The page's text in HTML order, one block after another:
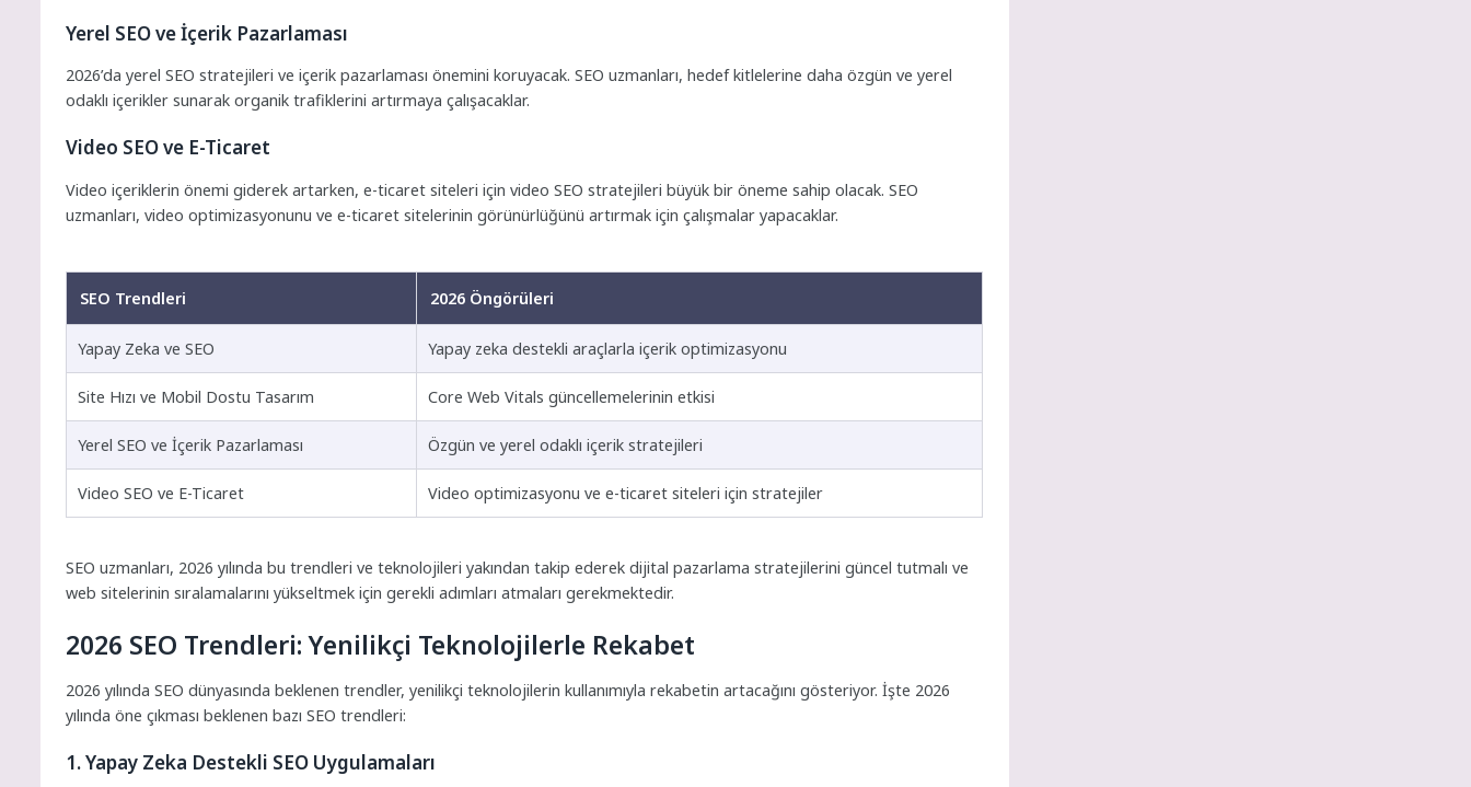
Yerel SEO ve İçerik Pazarlaması
2026’da yerel SEO stratejileri ve içerik pazarlaması önemini koruyacak. SEO uzmanları, hedef kitlelerine daha özgün ve yerel
odaklı içerikler sunarak organik trafiklerini artırmaya çalışacaklar.
Video SEO ve E-Ticaret
Video içeriklerin önemi giderek artarken, e-ticaret siteleri için video SEO stratejileri büyük bir öneme sahip olacak. SEO
uzmanları, video optimizasyonunu ve e-ticaret sitelerinin görünürlüğünü artırmak için çalışmalar yapacaklar.
SEO Trendleri 2026 Öngörüleri
Yapay Zeka ve SEO Yapay zeka destekli araçlarla içerik optimizasyonu
Site Hızı ve Mobil Dostu Tasarım Core Web Vitals güncellemelerinin etkisi
Yerel SEO ve İçerik Pazarlaması Özgün ve yerel odaklı içerik stratejileri
Video SEO ve E-Ticaret Video optimizasyonu ve e-ticaret siteleri için stratejiler
SEO uzmanları, 2026 yılında bu trendleri ve teknolojileri yakından takip ederek dijital pazarlama stratejilerini güncel tutmalı ve
web sitelerinin sıralamalarını yükseltmek için gerekli adımları atmaları gerekmektedir.
2026 SEO Trendleri: Yenilikçi Teknolojilerle Rekabet
2026 yılında SEO dünyasında beklenen trendler, yenilikçi teknolojilerin kullanımıyla rekabetin artacağını gösteriyor. İşte 2026
yılında öne çıkması beklenen bazı SEO trendleri:
1. Yapay Zeka Destekli SEO Uygulamaları